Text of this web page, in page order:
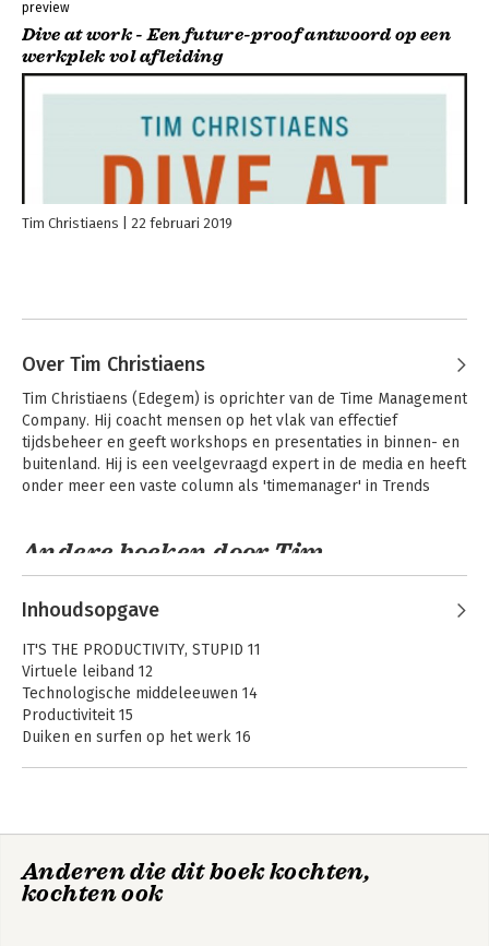
preview
Dive at work - Een future-proof antwoord op een
werkplek vol afleiding
Tim Christiaens 22 februari 2019
Over Tim Christiaens
Tim Christiaens (Edegem) is oprichter van de Time Management
Company. Hij coacht mensen op het vlak van effectief
tijdsbeheer en geeft workshops en presentaties in binnen- en
buitenland. Hij is een veelgevraagd expert in de media en heeft
onder meer een vaste column als 'timemanager' in Trends
Andere boeken door Tim
Christiaens
Inhoudsopgave
IT'S THE PRODUCTIVITY, STUPID 11
Virtuele leiband 12
Technologische middeleeuwen 14
Productiviteit 15
Duiken en surfen op het werk 16
LEER ZO SNEL MOGELIJK DUIKEN 29
Anderen die dit boek kochten,
kochten ook